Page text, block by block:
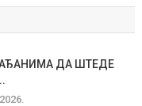
ДА ШТЕДЕ